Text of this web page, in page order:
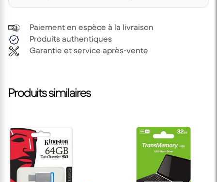
Paiement en espèce à la livraison
Produits authentiques
Garantie et service après-vente
Produits similaires